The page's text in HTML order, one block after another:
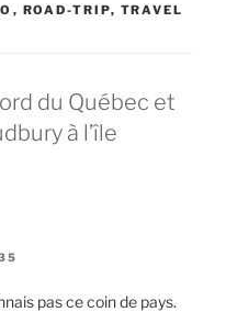
, ROAD-TRIP, TRAVEL
du Québec et
à l’île
pas ce coin de pays.